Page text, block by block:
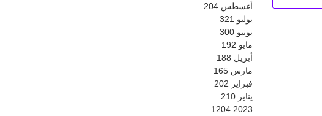
أغسطس 204
يوليو 321
يونيو 300
مايو 192
أبريل 188
مارس 165
فبراير 202
يناير 210
2023
1204